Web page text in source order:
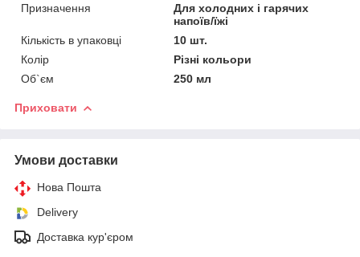
Призначення
Для холодних і гарячих
напоїв/їжі
Кількість в упаковці
10 шт.
Колір
Різні кольори
Об`єм
250 мл
Приховати
Умови доставки
Нова Пошта
Delivery
Доставка кур'єром